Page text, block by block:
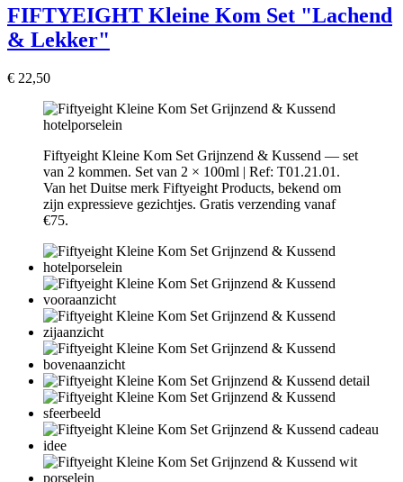
FIFTYEIGHT Kleine Kom Set "Lachend
& Lekker"
€ 22,50
Fiftyeight Kleine Kom Set Grijnzend & Kussend — set
van 2 kommen. Set van 2 × 100ml | Ref: T01.21.01.
Van het Duitse merk Fiftyeight Products, bekend om
zijn expressieve gezichtjes. Gratis verzending vanaf
€75.